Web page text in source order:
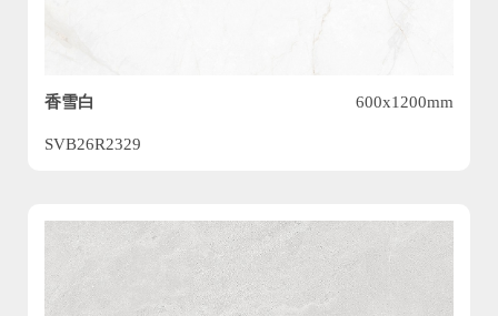
香雪白 600x1200mm
SVB26R2329